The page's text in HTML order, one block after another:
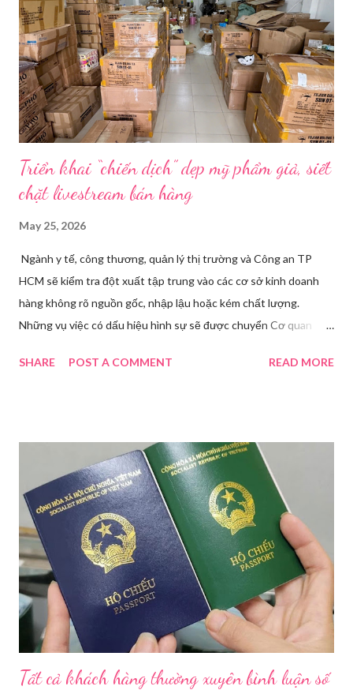
đổi trước cách diễn đạt với ông và mẹ, thậm chí còn bàn xem
dùng từ nào trong phương ngữ Thượng Hải nghe tự nhiên nhất
trên camera. Ông cô nhăn mặt khi nghe giải thích về Thế vận
hội Mùa đông. “Người già như tụi ông không hiểu mấy cái này...
Triển khai “chiến dịch” dẹp mỹ phẩm giả, siết
chặt livestream bán hàng
May 25, 2026
Ngành y tế, công thương, quản lý thị trường và Công an TP
HCM sẽ kiểm tra đột xuất tập trung vào các cơ sở kinh doanh
hàng không rõ nguồn gốc, nhập lậu hoặc kém chất lượng.
Những vụ việc có dấu hiệu hình sự sẽ được chuyển Cơ quan
Hoài Nam đã ký ban hành Kế hoạch số 4316/KH-SYT về việc
trạng kinh doanh mỹ phẩm thật - giả lẫn lộn. Để chấn chỉnh, Sở Y
tế TP HCM sẽ phối hợp với các sở, ngành và chính quyền địa
phương tăng cường kiểm tra, giám sát. Đợt này, Phòng Nghiệp
vụ Dược sẽ tham mưu Giám đốc Sở Y tế thành lập Tổ công tác
về mỹ phẩm. Cơ quan Cảnh sát điều tra Công an TP HCM vừa
triệt phá đường dây sản xuất, buôn bán mỹ phẩm giả quy mô
lớn, hoạt động tinh vi ngay giữa khu dân cư ở phường Tân Tạo.
Bên cạnh đó, Sở Y tế sẽ công khai danh ...
SHARE POST A COMMENT READ MORE
Tất cả khách hàng thường xuyên bình luận số